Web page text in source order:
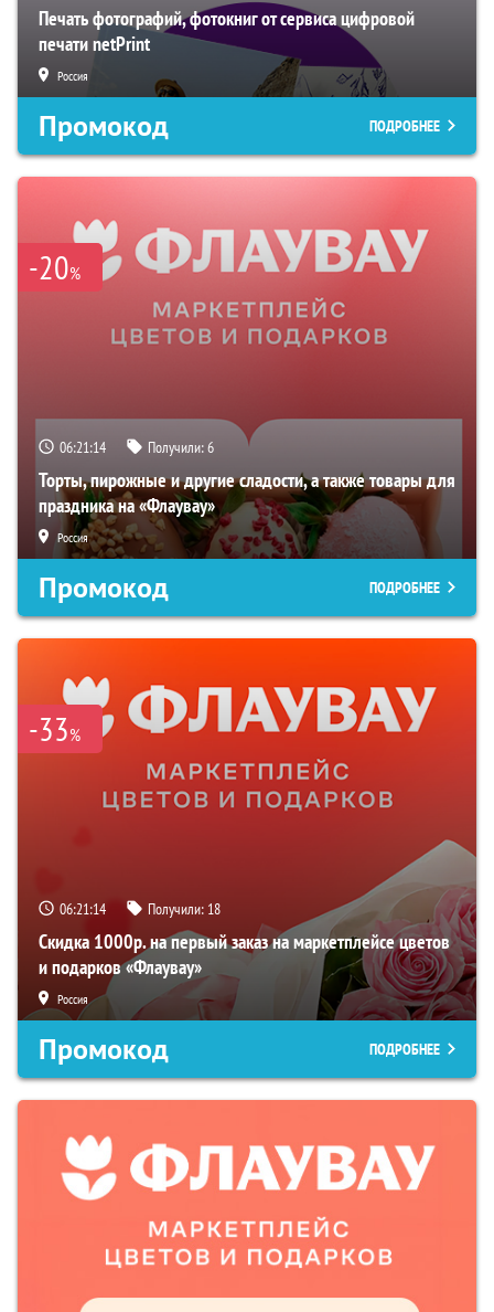
Печать фотографий, фотокниг от сервиса цифровой
печати netPrint
Россия
Промокод ПОДРОБНЕЕ
-20%
06:21:13 Получили:6
Торты, пирожные и другие сладости, а также товары для
праздника на «Флаувау»
Россия
Промокод ПОДРОБНЕЕ
-33%
06:21:13 Получили: 18
Скидка 1000р. на первый заказ на маркетплейсе цветов
и подарков «Флаувау»
Россия
Промокод ПОДРОБНЕЕ